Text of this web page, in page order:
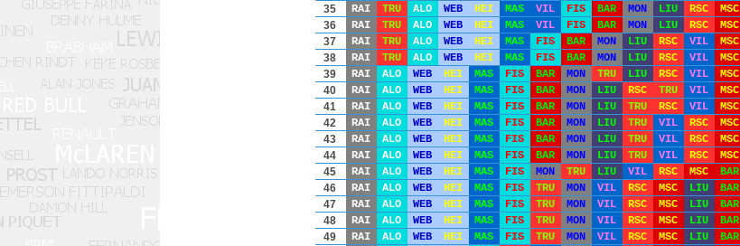
35
RAI TRU ALO WEB HEI MAS VIL FIS BAR MON LIU RSC MSC
36
RAI TRU ALO WEB HEI MAS VIL FIS BAR MON LIU RSC MSC
37
RAI TRU ALO WEB HEI MAS FIS BAR MON LIU RSC VIL MSC
38
RAI TRU ALO WEB HEI MAS FIS BAR MON LIU RSC VIL MSC
39
RAI ALO WEB HEI MAS FIS BAR MON TRU LIU RSC VIL MSC
40
RAI ALO WEB HEI MAS FIS BAR MON LIU RSC TRU VIL MSC
41
RAI ALO WEB HEI MAS FIS BAR MON LIU TRU RSC VIL MSC
42
RAI ALO WEB HEI MAS FIS BAR MON LIU TRU VIL RSC MSC
43
RAI ALO WEB HEI MAS FIS BAR MON LIU TRU VIL RSC MSC
44
RAI ALO WEB HEI MAS FIS BAR MON LIU TRU VIL RSC MSC
45
RAI ALO WEB HEI MAS FIS MON TRU LIU VIL RSC MSC BAR
46
RAI ALO WEB HEI MAS FIS TRU MON VIL RSC MSC LIU BAR
47
RAI ALO WEB HEI MAS FIS TRU MON VIL RSC MSC LIU BAR
48
RAI ALO WEB HEI MAS FIS TRU MON VIL RSC MSC LIU BAR
49
RAI ALO WEB HEI MAS FIS TRU MON VIL RSC MSC LIU BAR